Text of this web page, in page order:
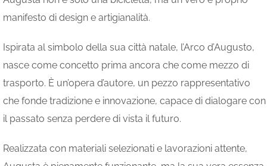
manifesto di design e artigianalità.
Ispirata al simbolo della sua città natale, l’Arco d’Augusto,
nasce come concetto prima ancora che come mezzo di
trasporto. È un’opera d’autore, un pezzo rappresentativo
che fonde tradizione e innovazione, capace di dialogare con
il passato senza perdere di vista il futuro.
Realizzata con materiali selezionati e lavorazioni attente,